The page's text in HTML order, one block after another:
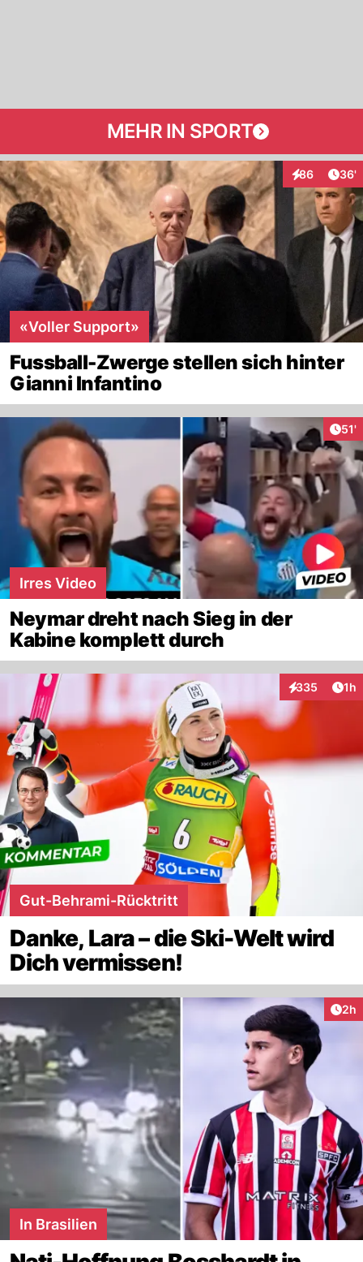
MEHR IN SPORT
86
Interaktionen
36'
«Voller Support»
Fussball-Zwerge stellen sich hinter
Gianni Infantino
51'
Irres Video
Neymar dreht nach Sieg in der
Kabine komplett durch
335
Interaktionen
1h
Gut-Behrami-Rücktritt
Danke, Lara – die Ski-Welt wird
Dich vermissen!
2h
In Brasilien